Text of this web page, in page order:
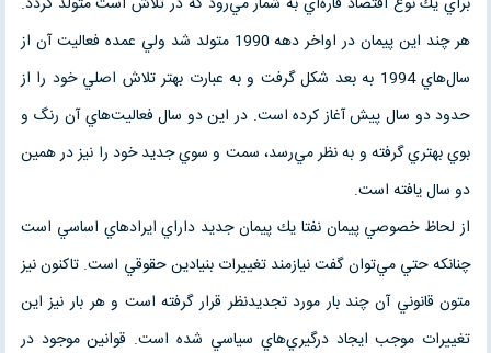
هر چند اين پيمان در اواخر دهه 1990 متولد شد ولي عمده فعاليت آن از
سال‌هاي 1994 به بعد شكل گرفت و به عبارت بهتر تلاش اصلي خود را از
حدود دو سال پيش آغاز كرده است. در اين دو سال فعاليت‌هاي آن رنگ و
بوي بهتري گرفته و به نظر مي‌رسد، سمت و سوي جديد خود را نيز در همين
دو سال يافته است.
از لحاظ خصوصي پيمان نفتا يك پيمان جديد داراي ايرادهاي اساسي است
چنانكه حتي مي‌توان گفت نيازمند تغييرات بنيادين حقوقي است. تاكنون نيز
متون قانوني آن چند بار مورد تجديدنظر قرار گرفته است و هر بار نيز اين
تغييرات موجب ايجاد درگيري‌هاي سياسي شده است. قوانين موجود در